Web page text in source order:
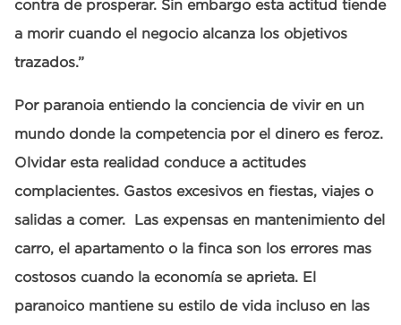
contra de prosperar. Sin embargo esta actitud tiende
a morir cuando el negocio alcanza los objetivos
trazados.”
Por paranoia entiendo la conciencia de vivir en un
mundo donde la competencia por el dinero es feroz.
Olvidar esta realidad conduce a actitudes
complacientes. Gastos excesivos en fiestas, viajes o
salidas a comer. Las expensas en mantenimiento del
carro, el apartamento o la finca son los errores mas
costosos cuando la economía se aprieta. El
paranoico mantiene su estilo de vida incluso en las